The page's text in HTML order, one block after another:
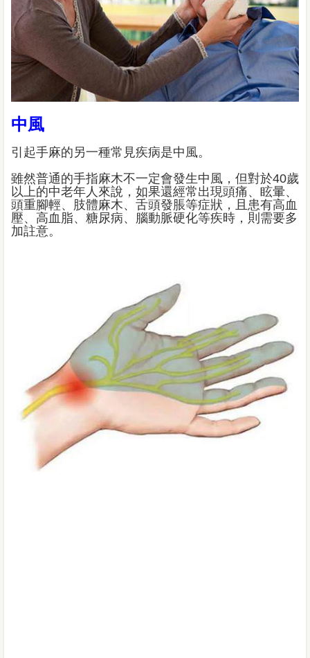
中風
引起手麻的另一種常見疾病是中風。
雖然普通的手指麻木不一定會發生中風，但對於40歲
以上的中老年人來說，如果還經常出現頭痛、眩暈、
頭重腳輕、肢體麻木、舌頭發脹等症狀，且患有高血
壓、高血脂、糖尿病、腦動脈硬化等疾時，則需要多
加註意。